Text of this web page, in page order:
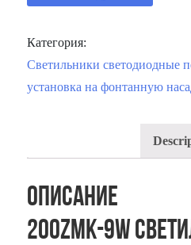
Категория:
Светильники светодиодные
установка на фонтанную
Описание
200ZMK-9W